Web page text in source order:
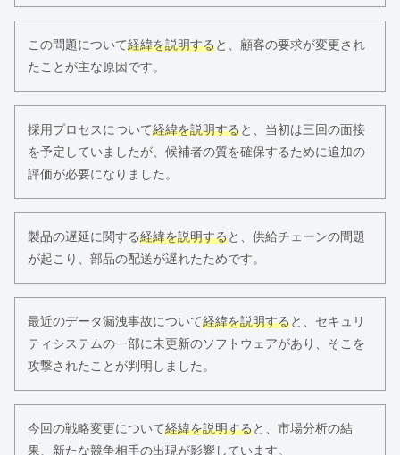
この問題について経緯を説明すると、顧客の要求が変更され
たことが主な原因です。
採用プロセスについて経緯を説明すると、当初は三回の面接
を予定していましたが、候補者の質を確保するために追加の
評価が必要になりました。
製品の遅延に関する経緯を説明すると、供給チェーンの問題
が起こり、部品の配送が遅れたためです。
最近のデータ漏洩事故について経緯を説明すると、セキュリ
ティシステムの一部に未更新のソフトウェアがあり、そこを
攻撃されたことが判明しました。
今回の戦略変更について経緯を説明すると、市場分析の結
果、新たな競争相手の出現が影響しています。